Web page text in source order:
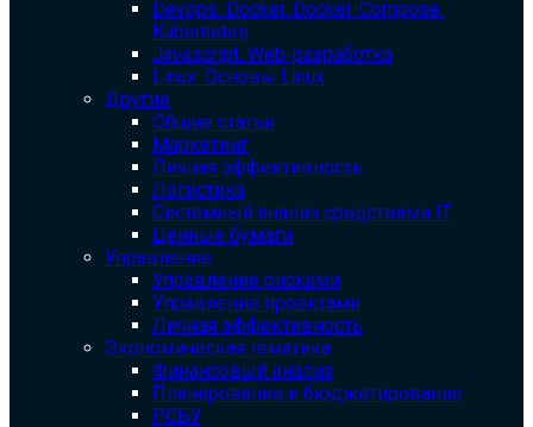
Devops. Docker. Docker-Compose.
Kubernetes
Javascript. Web-разработка
Linux. Основы Linux
Другие
Общие статьи
Маркетинг
Личная эффективность
Логистика
Системный анализ средствами IT
Ценные бумаги
Управление
Управление рисками
Управление проектами
Личная эффективность
Экономическая тематика
Финансовый анализ
Планирование и бюджетирование
РСБУ